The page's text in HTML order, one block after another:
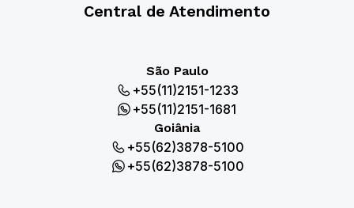
Central de Atendimento
São Paulo
+55(11)2151-1233
+55(11)2151-1681
Goiânia
+55(62)3878-5100
+55(62)3878-5100